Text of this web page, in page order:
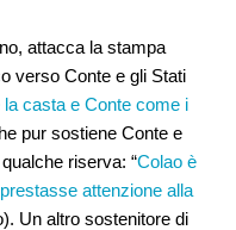
attacca la stampa
verso Conte e gli Stati
casta e Conte come i
pur sostiene Conte e
riserva: “Colao è
attenzione alla
Un altro sostenitore di